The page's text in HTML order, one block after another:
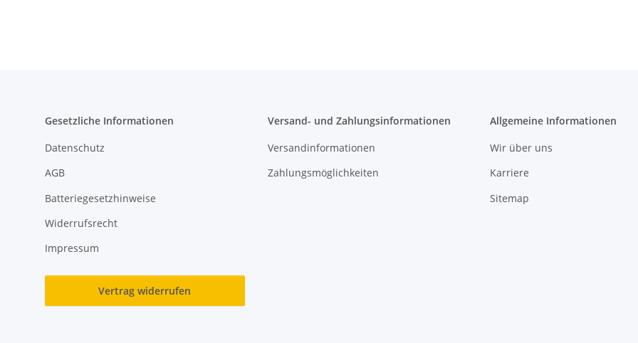
Gesetzliche Informationen
Datenschutz
AGB
Batteriegesetzhinweise
Widerrufsrecht
Impressum
Vertrag widerrufen
Versand- und Zahlungsinformationen
Versandinformationen
Zahlungsmöglichkeiten
Allgemeine Informationen
Wir über uns
Karriere
Sitemap